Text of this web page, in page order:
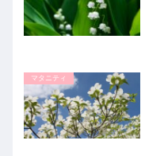
マタニティ